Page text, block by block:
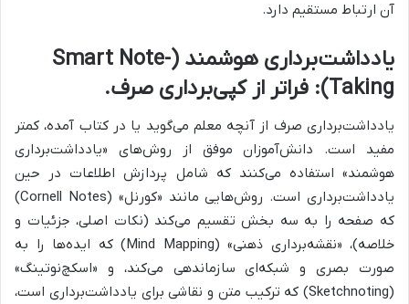
آن ارتباط مستقیم دارد.
یادداشت‌برداری هوشمند (Smart Note-
Taking): فراتر از کپی‌برداری صرف.
یادداشت‌برداری صرف از آنچه معلم می‌گوید یا در کتاب آمده، کمتر
مفید است. دانش‌آموزان موفق از روش‌های «یادداشت‌برداری
هوشمند» استفاده می‌کنند که شامل پردازش اطلاعات در حین
یادداشت‌برداری است. روش‌هایی مانند «کورنل» (Cornell Notes)
که صفحه را به سه بخش تقسیم می‌کند (نکات اصلی، جزئیات و
خلاصه)، «نقشه‌برداری ذهنی» (Mind Mapping) که ایده‌ها را به
صورت بصری و شبکه‌ای سازماندهی می‌کند، و «اسکچ‌نوتینگ»
(Sketchnoting) که ترکیب متن و نقاشی برای یادداشت‌برداری است،